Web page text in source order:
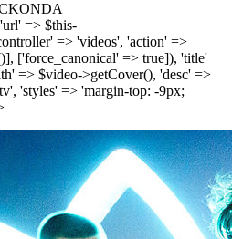
=> $this-
=> 'videos', 'action' =>
['force_canonical' => true]), 'title'
=> $video->getCover(), 'desc' =>
'styles' => 'margin-top: -9px;